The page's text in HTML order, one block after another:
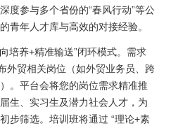
度参与多个省份的“春风行动”等公
青年人才库与高效的对接经验。
养+精准输送”闭环模式。需求
外贸相关岗位（如外贸业务员、跨
。平台会将您的岗位需求精准推
生、实习生及潜力社会人才，为
步筛选。培训班将通过 “理论+素